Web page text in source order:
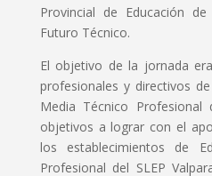
Provincial de Educación
Futuro Técnico.
El objetivo de la jornada
profesionales y directivos
Media Técnico Profesional
objetivos a lograr con el
los establecimientos de
Profesional del SLEP